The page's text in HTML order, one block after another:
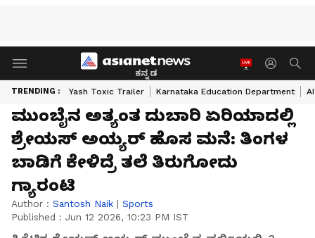
ಕನ್ನಡ
TRENDING : Yash Toxic Trailer Karnataka Education Department
ಮುಂಬೈನ ಅತ್ಯಂತ ದುಬಾರಿ ಏರಿಯಾದಲ್ಲಿ
ಶ್ರೇಯಸ್ ಅಯ್ಯರ್ ಹೊಸ ಮನೆ: ತಿಂಗಳ
ಬಾಡಿಗೆ ಕೇಳಿದ್ರೆ ತಲೆ ತಿರುಗೋದು
ಗ್ಯಾರಂಟಿ
Author : Santosh Naik | Sports
Published : Jun 12 2026, 10:23 PM IST